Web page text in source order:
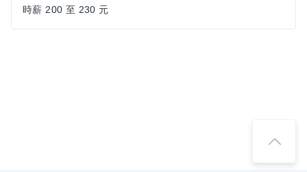
時薪 200 至 230 元